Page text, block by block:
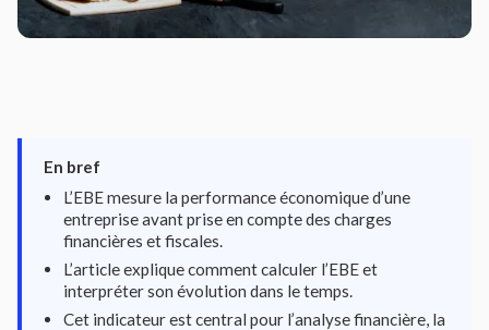
En bref
L’EBE mesure la performance économique d’une
entreprise avant prise en compte des charges
financières et fiscales.
L’article explique comment calculer l’EBE et
interpréter son évolution dans le temps.
Cet indicateur est central pour l’analyse financière, la